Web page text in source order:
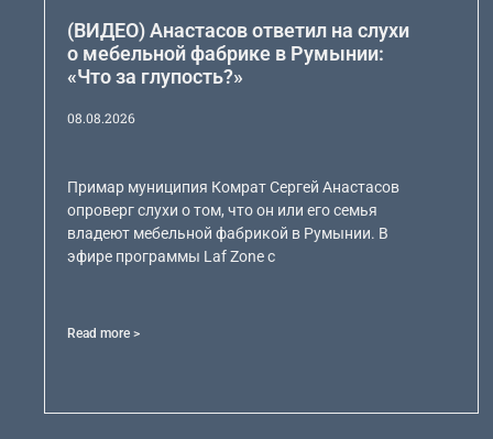
(ВИДЕО) Анастасов ответил на слухи
о мебельной фабрике в Румынии:
«Что за глупость?»
08.08.2026
Примар муниципия Комрат Сергей Анастасов
опроверг слухи о том, что он или его семья
владеют мебельной фабрикой в Румынии. В
эфире программы Laf Zone с
Read more >